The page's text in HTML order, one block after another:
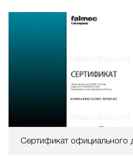
Сертификат официального